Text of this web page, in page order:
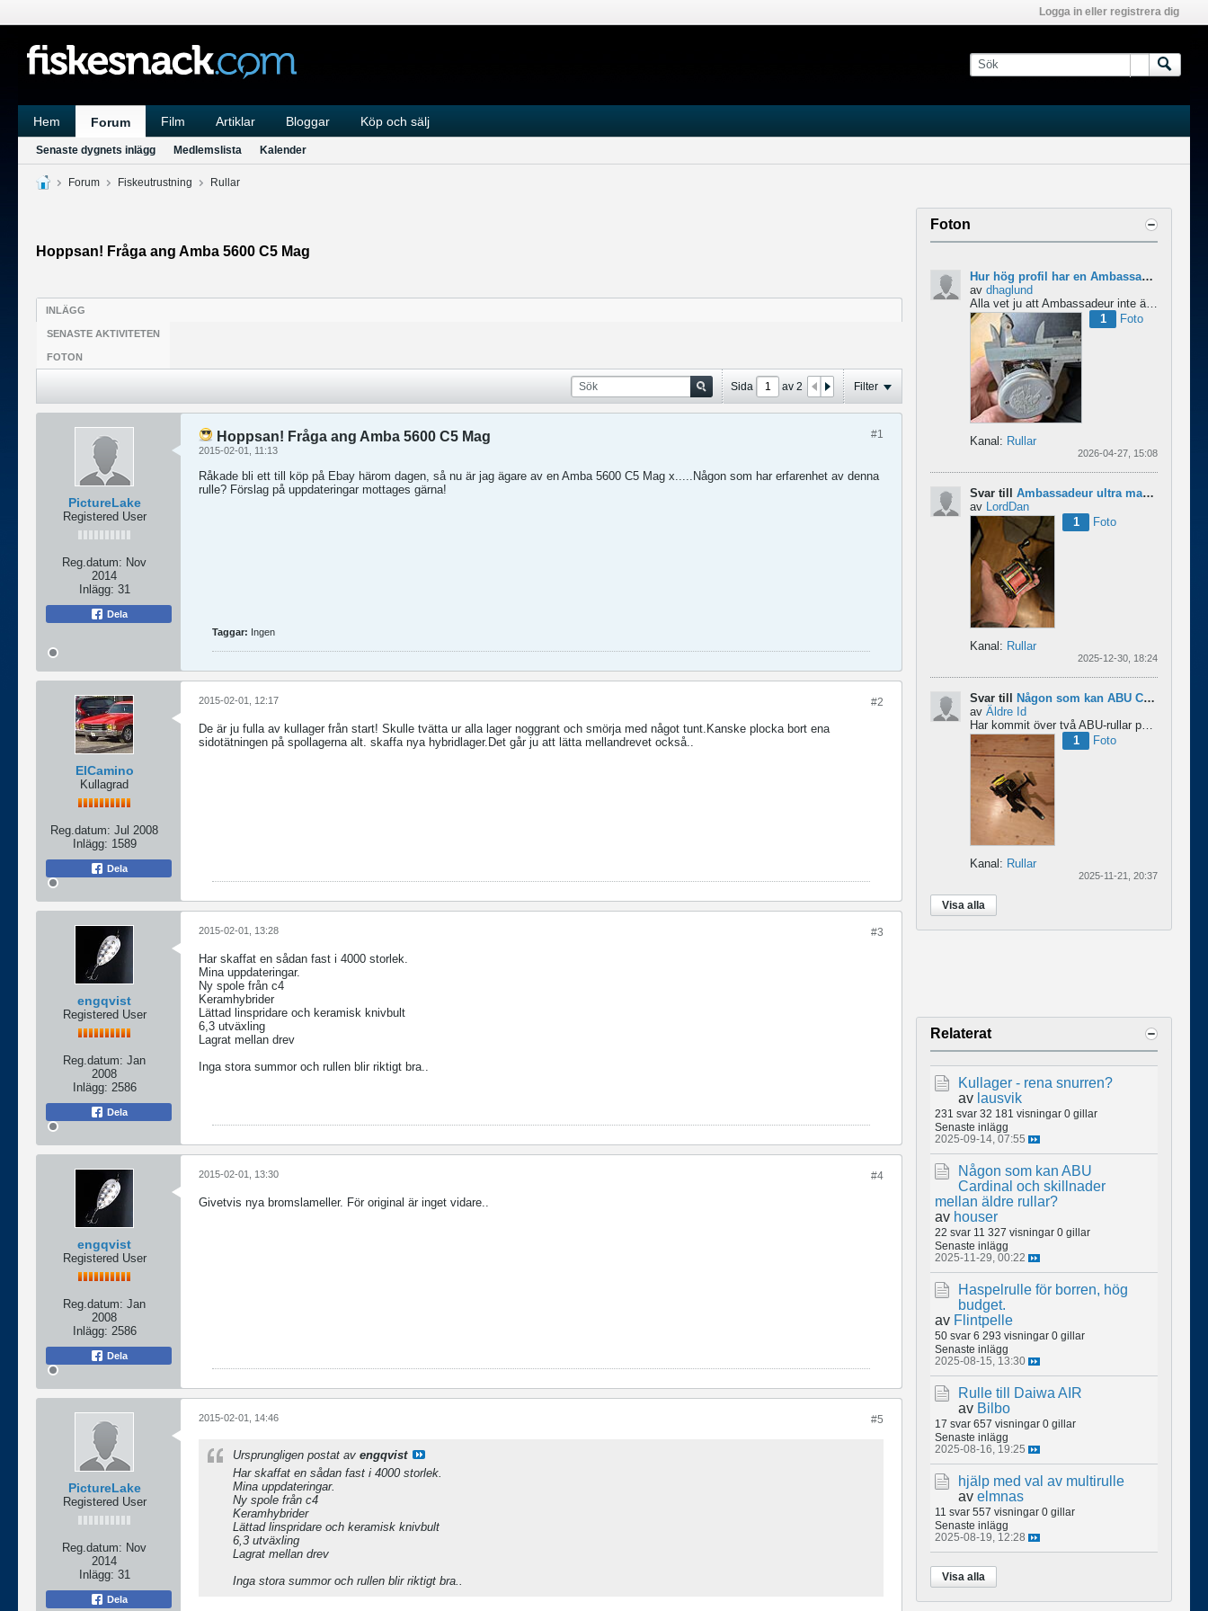
Logga in eller registrera dig
Hem Forum Film Artiklar Bloggar Köp och sälj
Senaste dygnets inlägg Medlemslista Kalender
Forum Fiskeutrustning Rullar
Hoppsan! Fråga ang Amba 5600 C5 Mag
INLÄGG
SENASTE AKTIVITETEN
FOTON
Sida av 2 Filter
PictureLake
Registered User
Reg.datum: Nov
2014
Inlägg: 31
Dela
#1
Hoppsan! Fråga ang Amba 5600 C5 Mag
2015-02-01, 11:13
Råkade bli ett till köp på Ebay härom dagen, så nu är jag ägare av en Amba 5600 C5 Mag x.....Någon som har erfarenhet av denna
rulle? Förslag på uppdateringar mottages gärna!
Taggar: Ingen
ElCamino
Kullagrad
Reg.datum: Jul 2008
Inlägg: 1589
Dela
#2
2015-02-01, 12:17
De är ju fulla av kullager från start! Skulle tvätta ur alla lager noggrant och smörja med något tunt.Kanske plocka bort ena
sidotätningen på spollagerna alt. skaffa nya hybridlager.Det går ju att lätta mellandrevet också..
engqvist
Registered User
Reg.datum: Jan
2008
Inlägg: 2586
Dela
#3
2015-02-01, 13:28
Har skaffat en sådan fast i 4000 storlek.
Mina uppdateringar.
Ny spole från c4
Keramhybrider
Lättad linspridare och keramisk knivbult
6,3 utväxling
Lagrat mellan drev
Inga stora summor och rullen blir riktigt bra..
engqvist
Registered User
Reg.datum: Jan
2008
Inlägg: 2586
Dela
#4
2015-02-01, 13:30
Givetvis nya bromslameller. För original är inget vidare..
PictureLake
Registered User
Reg.datum: Nov
2014
Inlägg: 31
Dela
#5
2015-02-01, 14:46
Ursprungligen postat av engqvist
Har skaffat en sådan fast i 4000 storlek.
Mina uppdateringar.
Ny spole från c4
Keramhybrider
Lättad linspridare och keramisk knivbult
6,3 utväxling
Lagrat mellan drev
Inga stora summor och rullen blir riktigt bra..
Foton
Hur hög profil har en Ambassadeur?
av dhaglund
Alla vet ju att Ambassadeur inte är en lågprofilrulle, det är tydligt. Men hur hög profil har de egentligen?...
1
Foto
Kanal: Rullar
2026-04-27, 15:08
Svar till Ambassadeur ultra mag xl 3
av
LordDan
1
Foto
Kanal: Rullar
2025-12-30, 18:24
Svar till Någon som kan ABU Cardinal och skillnader mellan äldre rullar?
av Äldre Id
1
Foto
Kanal: Rullar
2025-11-21, 20:37
Visa alla
Relaterat
Kullager - rena snurren?
av lausvik
231 svar 32 181 visningar 0 gillar
Senaste inlägg
2025-09-14, 07:55
Någon som kan ABU
Cardinal och skillnader
mellan äldre rullar?
av houser
22 svar 11 327 visningar 0 gillar
Senaste inlägg
2025-11-29, 00:22
Haspelrulle för borren, hög
budget.
av Flintpelle
50 svar 6 293 visningar 0 gillar
Senaste inlägg
2025-08-15, 13:30
Rulle till Daiwa AIR
av Bilbo
17 svar 657 visningar 0 gillar
Senaste inlägg
2025-08-16, 19:25
hjälp med val av multirulle
av elmnas
11 svar 557 visningar 0 gillar
Senaste inlägg
2025-08-19, 12:28
Visa alla